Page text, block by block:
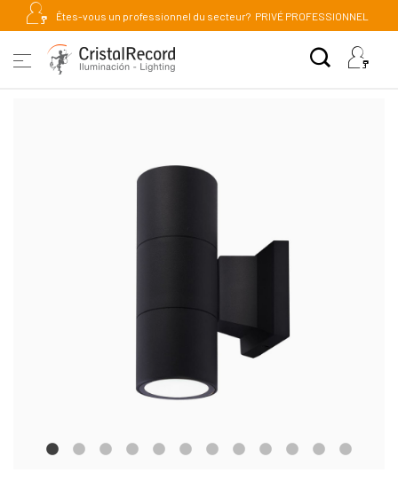
Êtes-vous un professionnel du secteur? PRIVÉ PROFESSIONNEL